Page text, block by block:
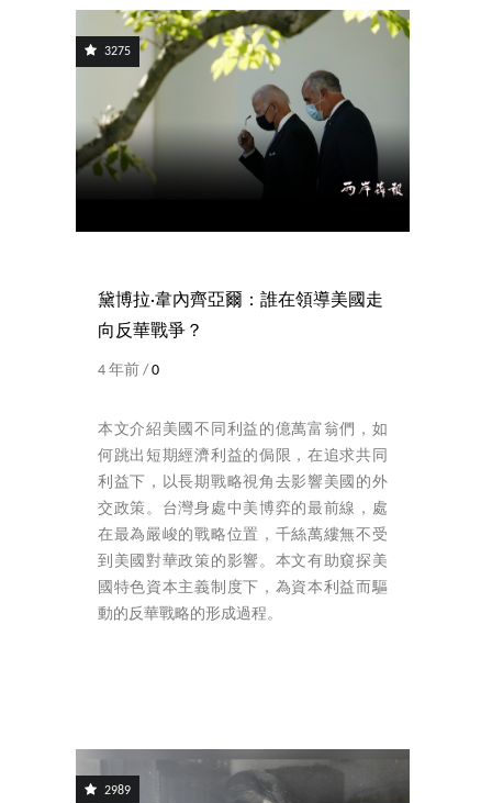
3275
黛博拉·韋內齊亞爾：誰在領導美國走
向反華戰爭？
4 年前 / 0
本文介紹美國不同利益的億萬富翁們，如
何跳出短期經濟利益的侷限，在追求共同
利益下，以長期戰略視角去影響美國的外
交政策。台灣身處中美博弈的最前線，處
在最為嚴峻的戰略位置，千絲萬縷無不受
到美國對華政策的影響。本文有助窺探美
國特色資本主義制度下，為資本利益而驅
動的反華戰略的形成過程。
2989